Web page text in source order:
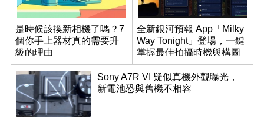
是時候該換新相機了嗎？7
個你手上器材真的需要升
級的理由
全新銀河預報 App「Milky
Way Tonight」登場，一鍵
掌握最佳拍攝時機與構圖
Sony A7R VI 疑似真機外觀曝光，
新電池恐與舊機不相容